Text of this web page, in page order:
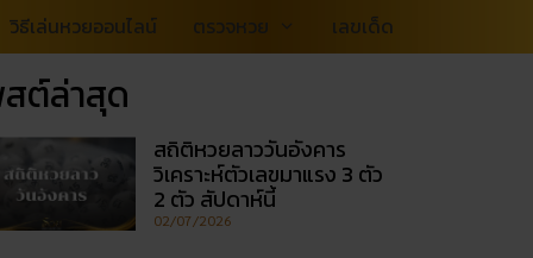
วิธีเล่นหวยออนไลน์ ตรวจหวย เลขเด็ด
ต์ล่าสุด
สถิติหวยลาววันอังคาร
วิเคราะห์ตัวเลขมาแรง 3 ตัว
2 ตัว สัปดาห์นี้
02/07/2026